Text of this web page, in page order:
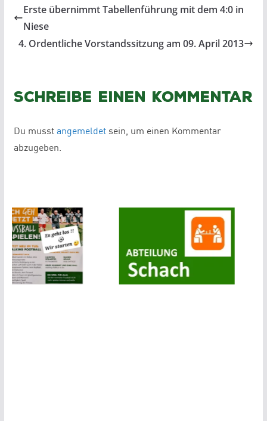
Erste übernimmt Tabellenführung mit dem 4:0 in
Niese
4. Ordentliche Vorstandssitzung am 09. April 2013
Schreibe einen Kommentar
Du musstangemeldetsein, um einen Kommentar
abzugeben.